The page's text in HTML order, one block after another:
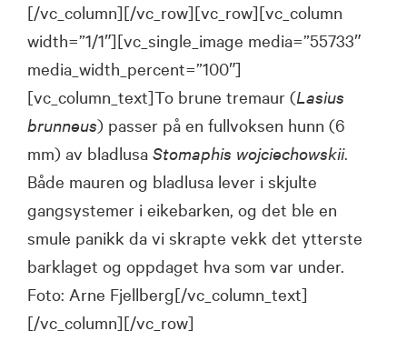
[/vc_column][/vc_row][vc_row][vc_column
width=”1/1″][vc_single_image media=”55733″
media_width_percent=”100″]
[vc_column_text]To brune tremaur (Lasius
brunneus) passer på en fullvoksen hunn (6
mm) av bladlusa Stomaphis wojciechowskii.
Både mauren og bladlusa lever i skjulte
gangsystemer i eikebarken, og det ble en
smule panikk da vi skrapte vekk det ytterste
barklaget og oppdaget hva som var under.
Foto: Arne Fjellberg[/vc_column_text]
[/vc_column][/vc_row]